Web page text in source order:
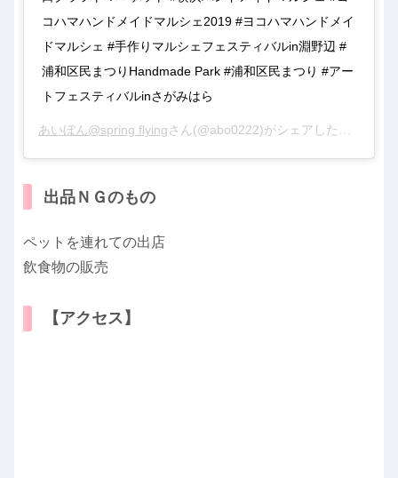
コハマハンドメイドマルシェ2019 #ヨコハマハンドメイ
ドマルシェ #手作りマルシェフェスティバルin淵野辺 #
浦和区民まつりHandmade Park #浦和区民まつり #アー
トフェスティバルinさがみはら
あいぼん@spring flyingさん(@abo0222)がシェアした投稿 –
出品ＮＧのもの
ペットを連れての出店
飲食物の販売
【アクセス】